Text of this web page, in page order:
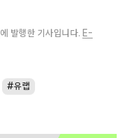
에 발행한 기사입니다. E-
유랩